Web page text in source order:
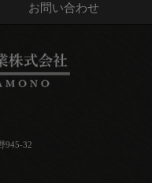
お問い合わせ
945-32